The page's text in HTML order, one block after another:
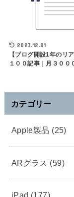
2023.12.01
【ブログ開設1年のリ
１００記事｜月３００
カテゴリー
Apple製品 (25)
ARグラス (59)
iPad (177)